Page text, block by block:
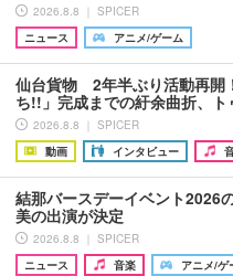
2026.8.8 ｜ SPICER
ニュース
アニメ/ゲーム
仙台貨物 2年半ぶり活動再
ち!!」完成までの紆余曲折、
2026.8.8 ｜ SPICER
動画
インタビュー
結那バースデーイベント2026
美の出演が決定
2026.8.8 ｜ SPICER
ニュース
音楽 アニメ/ゲ